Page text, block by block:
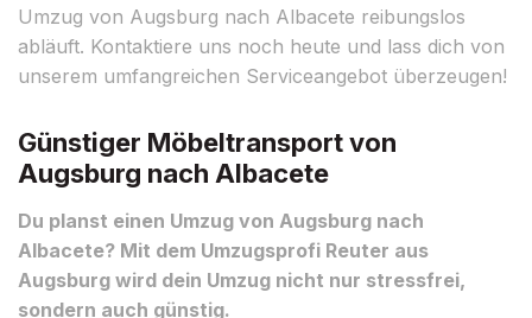
Umzug von Augsburg nach Albacete reibungslos
abläuft. Kontaktiere uns noch heute und lass dich von
unserem umfangreichen Serviceangebot überzeugen!
Günstiger Möbeltransport von
Augsburg nach Albacete
Du planst einen Umzug von Augsburg nach
Albacete? Mit dem Umzugsprofi Reuter aus
Augsburg wird dein Umzug nicht nur stressfrei,
sondern auch günstig.